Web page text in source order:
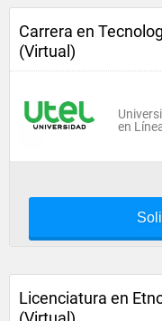
Carrera en
(Virtual)
en
Licenciatura en